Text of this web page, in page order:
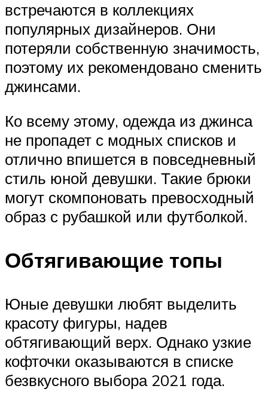
встречаются в коллекциях
популярных дизайнеров. Они
потеряли собственную значимость,
поэтому их рекомендовано сменить
джинсами.
Ко всему этому, одежда из джинса
не пропадет с модных списков и
отлично впишется в повседневный
стиль юной девушки. Такие брюки
могут скомпоновать превосходный
образ с рубашкой или футболкой.
Обтягивающие топы
Юные девушки любят выделить
красоту фигуры, надев
обтягивающий верх. Однако узкие
кофточки оказываются в списке
безвкусного выбора 2021 года.